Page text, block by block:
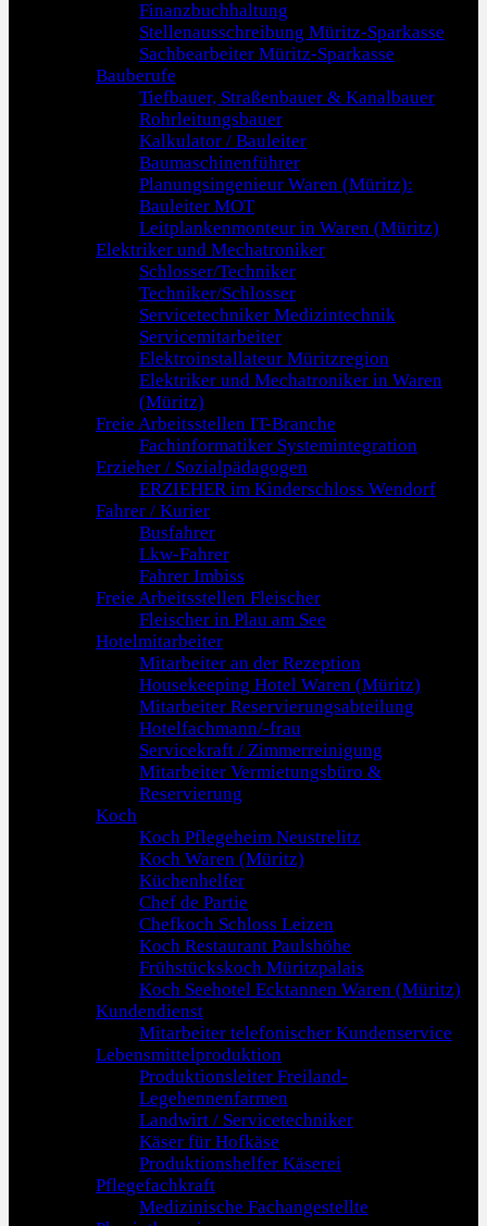
Finanzbuchhaltung
Stellenausschreibung Müritz-Sparkasse
Sachbearbeiter Müritz-Sparkasse
Bauberufe
Tiefbauer, Straßenbauer & Kanalbauer
Rohrleitungsbauer
Kalkulator / Bauleiter
Baumaschinenführer
Planungsingenieur Waren (Müritz):
Bauleiter MOT
Leitplankenmonteur in Waren (Müritz)
Elektriker und Mechatroniker
Schlosser/Techniker
Techniker/Schlosser
Servicetechniker Medizintechnik
Servicemitarbeiter
Elektroinstallateur Müritzregion
Elektriker und Mechatroniker in Waren
(Müritz)
Freie Arbeitsstellen IT-Branche
Fachinformatiker Systemintegration
Erzieher / Sozialpädagogen
ERZIEHER im Kinderschloss Wendorf
Fahrer / Kurier
Busfahrer
Lkw-Fahrer
Fahrer Imbiss
Freie Arbeitsstellen Fleischer
Fleischer in Plau am See
Hotelmitarbeiter
Mitarbeiter an der Rezeption
Housekeeping Hotel Waren (Müritz)
Mitarbeiter Reservierungsabteilung
Hotelfachmann/-frau
Servicekraft / Zimmerreinigung
Mitarbeiter Vermietungsbüro &
Reservierung
Koch
Koch Pflegeheim Neustrelitz
Koch Waren (Müritz)
Küchenhelfer
Chef de Partie
Chefkoch Schloss Leizen
Koch Restaurant Paulshöhe
Frühstückskoch Müritzpalais
Koch Seehotel Ecktannen Waren (Müritz)
Kundendienst
Mitarbeiter telefonischer Kundenservice
Lebensmittelproduktion
Produktionsleiter Freiland-
Legehennenfarmen
Landwirt / Servicetechniker
Käser für Hofkäse
Produktionshelfer Käserei
Pflegefachkraft
Medizinische Fachangestellte